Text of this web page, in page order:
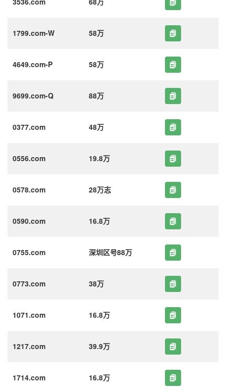
1799.com-W 58万
4649.com-P 58万
9699.com-Q 88万
0377.com 48万
0556.com 19.8万
0578.com 28万志
0590.com 16.8万
0755.com 深圳区号88万
0773.com 38万
1071.com 16.8万
1217.com 39.9万
1714.com 16.8万